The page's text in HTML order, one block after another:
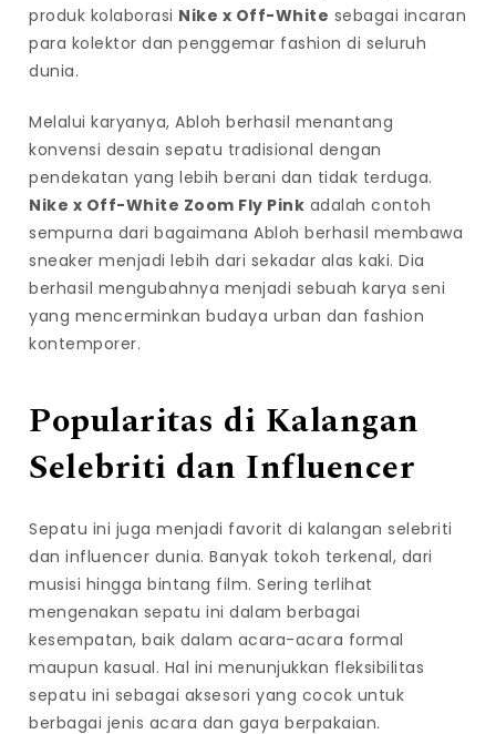
produk kolaborasi Nike x Off-White sebagai incaran
para kolektor dan penggemar fashion di seluruh
dunia.
Melalui karyanya, Abloh berhasil menantang
konvensi desain sepatu tradisional dengan
pendekatan yang lebih berani dan tidak terduga.
Nike x Off-White Zoom Fly Pink adalah contoh
sempurna dari bagaimana Abloh berhasil membawa
sneaker menjadi lebih dari sekadar alas kaki. Dia
berhasil mengubahnya menjadi sebuah karya seni
yang mencerminkan budaya urban dan fashion
kontemporer.
Popularitas di Kalangan
Selebriti dan Influencer
Sepatu ini juga menjadi favorit di kalangan selebriti
dan influencer dunia. Banyak tokoh terkenal, dari
musisi hingga bintang film. Sering terlihat
mengenakan sepatu ini dalam berbagai
kesempatan, baik dalam acara-acara formal
maupun kasual. Hal ini menunjukkan fleksibilitas
sepatu ini sebagai aksesori yang cocok untuk
berbagai jenis acara dan gaya berpakaian.